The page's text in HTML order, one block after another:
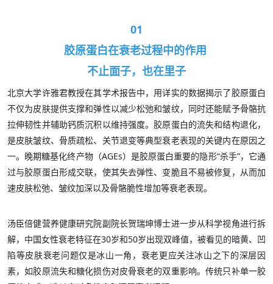
01
胶原蛋白在衰老过程中的作用
不止面子，也在里子
北京大学许雅君教授在其学术报告中，用详实的数据揭示了胶原蛋白
不仅为皮肤提供支撑和弹性以减少松弛和皱纹，同时还能赋予骨骼抗
拉伸韧性并辅助钙质沉积以维持强度。胶原蛋白的流失和结构退化，
是皮肤皱纹、骨质疏松、关节退变等典型衰老表现的关键内在原因之
一。晚期糖基化终产物（AGEs）是胶原蛋白重要的隐形“杀手”，它通
过与胶原蛋白形成交联，使其失去弹性、变脆且不易被修复，从而加
速皮肤松弛、皱纹加深以及骨骼脆性增加等衰老表现。
汤臣倍健营养健康研究院副院长贺瑞坤博士进一步从科学视角进行拆
解，中国女性衰老特征在30岁和50岁出现双峰值，被看见的暗黄、凹
陷等皮肤衰老问题仅是冰山一角，衰老更应关注冰山之下的深层因
素，如胶原流失和糖化损伤对皮骨衰老的双重影响。传统只补单一胶